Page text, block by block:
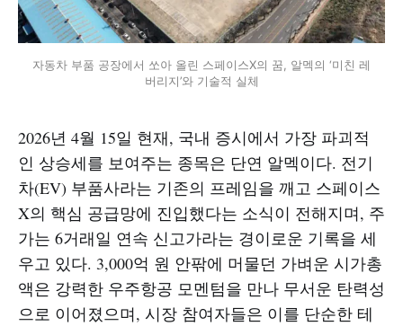
자동차 부품 공장에서 쏘아 올린 스페이스X의 꿈, 알멕의 ‘미친 레
버리지’와 기술적 실체
2026년 4월 15일 현재, 국내 증시에서 가장 파괴적
인 상승세를 보여주는 종목은 단연 알멕이다. 전기
차(EV) 부품사라는 기존의 프레임을 깨고 스페이스
X의 핵심 공급망에 진입했다는 소식이 전해지며, 주
가는 6거래일 연속 신고가라는 경이로운 기록을 세
우고 있다. 3,000억 원 안팎에 머물던 가벼운 시가총
액은 강력한 우주항공 모멘텀을 만나 무서운 탄력성
으로 이어졌으며, 시장 참여자들은 이를 단순한 테